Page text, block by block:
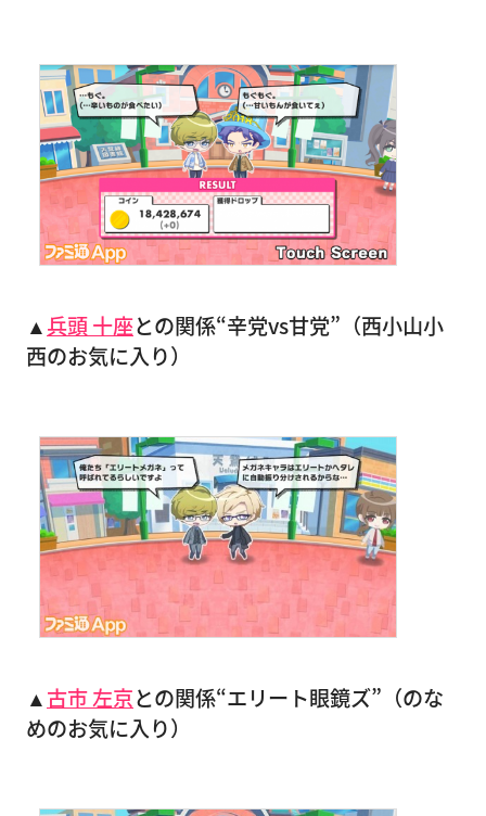
▲兵頭 十座との関係“辛党vs甘党”（西小山小
西のお気に入り）
▲古市 左京との関係“エリート眼鏡ズ”（のな
めのお気に入り）